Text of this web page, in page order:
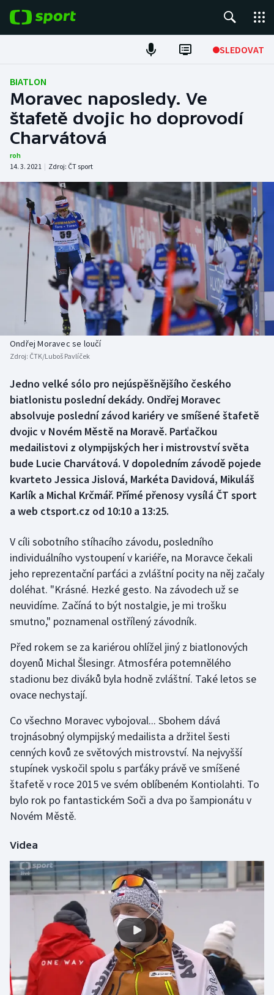
SLEDOVAT
Fotbal
Hokej
Tenis
Atletika
Cyklistika
DALŠÍ SPORTY
Americký fotbal
Baseball a softbal
Basketbal
Biatlon
Box
Curling
Dostihy
Florbal
Futsal
Golf
Gymnastika
Házená
Judo
Krasobruslení
Lezení
Lyže a snowboard
Moderní pětiboj
Motorsport
Olympijské hry
Parasport
Plážový volejbal
Ragby
Rychlobruslení
NEPŘEHLÉDNĚTE
Soutěže
Historické návraty
Aplikace ČT sport
BIATLON
Moravec naposledy. Ve
štafetě dvojic ho doprovodí
Charvátová
roh
14. 3. 2021 | Zdroj: ČT sport
Ondřej Moravec se loučí
Zdroj: ČTK/Luboš Pavlíček
Jedno velké sólo pro nejúspěšnějšího českého
biatlonistu poslední dekády. Ondřej Moravec
absolvuje poslední závod kariéry ve smíšené štafetě
dvojic v Novém Městě na Moravě. Parťačkou
medailistovi z olympijských her i mistrovství světa
bude Lucie Charvátová. V dopoledním závodě pojede
kvarteto Jessica Jislová, Markéta Davidová, Mikuláš
Karlík a Michal Krčmář. Přímé přenosy vysílá ČT sport
a web ctsport.cz od 10:10 a 13:25.
V cíli sobotního stíhacího závodu, posledního
individuálního vystoupení v kariéře, na Moravce čekali
jeho reprezentační parťáci a zvláštní pocity na něj začaly
doléhat. "Krásné. Hezké gesto. Na závodech už se
neuvidíme. Začíná to být nostalgie, je mi trošku
smutno," poznamenal ostřílený závodník.
Před rokem se za kariérou ohlížel jiný z biatlonových
doyenů Michal Šlesingr. Atmosféra potemnělého
stadionu bez diváků byla hodně zvláštní. Také letos se
ovace nechystají.
Co všechno Moravec vybojoval... Sbohem dává
trojnásobný olympijský medailista a držitel šesti
cenných kovů ze světových mistrovství. Na nejvyšší
stupínek vyskočil spolu s parťáky právě ve smíšené
štafetě v roce 2015 ve svém oblíbeném Kontiolahti. To
bylo rok po fantastickém Soči a dva po šampionátu v
Novém Městě.
Videa